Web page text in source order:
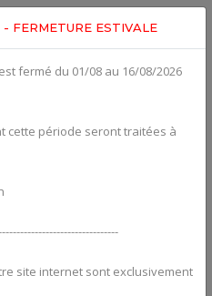
FERMETURE ESTIVALE
fermé du 01/08 au 16/08/2026
cette période seront traitées à
site internet sont exclusivement